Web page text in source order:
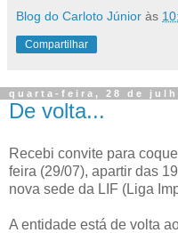
Blog do Carloto Júnior às
Compartilhar
quarta-feira, 28 de
De volta...
Recebi convite para
feira (29/07), apartir das
nova sede da LIF (Liga
A entidade está de volta